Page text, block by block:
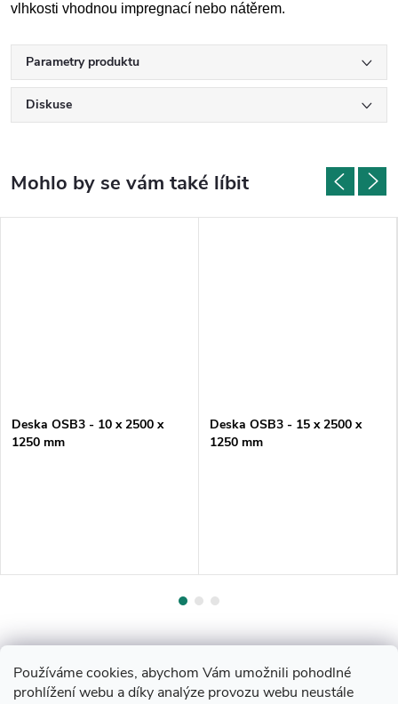
Používáme cookies, abychom Vám umožnili pohodlné
prohlížení webu a díky analýze provozu webu neustále
vlhkosti vhodnou impregnací nebo nátěrem.
Parametry produktu
Diskuse
Deska OSB3 - 10 x 2500 x
1250 mm
Deska OSB3 - 15 x 2500 x
1250 mm